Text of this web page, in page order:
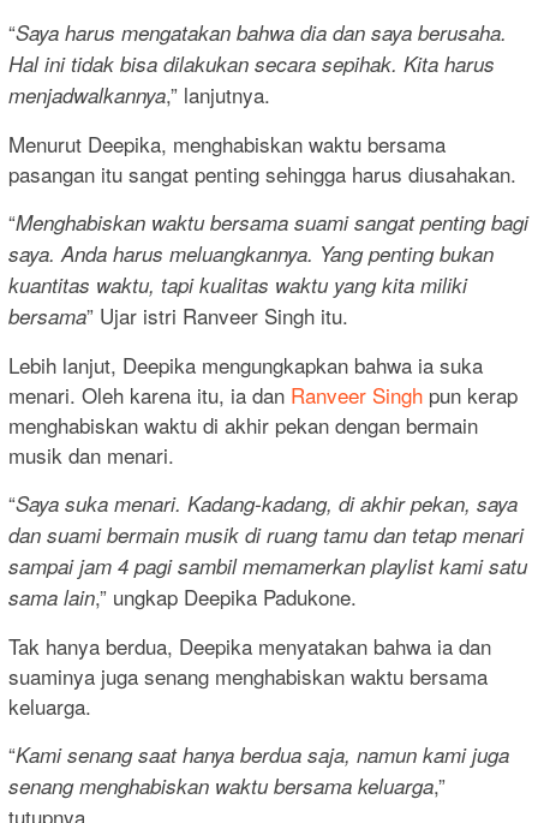
“Saya harus mengatakan bahwa dia dan saya berusaha.
Hal ini tidak bisa dilakukan secara sepihak. Kita harus
menjadwalkannya,” lanjutnya.
Menurut Deepika, menghabiskan waktu bersama
pasangan itu sangat penting sehingga harus diusahakan.
“Menghabiskan waktu bersama suami sangat penting bagi
saya. Anda harus meluangkannya. Yang penting bukan
kuantitas waktu, tapi kualitas waktu yang kita miliki
bersama” Ujar istri Ranveer Singh itu.
Lebih lanjut, Deepika mengungkapkan bahwa ia suka
menari. Oleh karena itu, ia dan Ranveer Singh pun kerap
menghabiskan waktu di akhir pekan dengan bermain
musik dan menari.
“Saya suka menari. Kadang-kadang, di akhir pekan, saya
dan suami bermain musik di ruang tamu dan tetap menari
sampai jam 4 pagi sambil memamerkan playlist kami satu
sama lain,” ungkap Deepika Padukone.
Tak hanya berdua, Deepika menyatakan bahwa ia dan
suaminya juga senang menghabiskan waktu bersama
keluarga.
“Kami senang saat hanya berdua saja, namun kami juga
senang menghabiskan waktu bersama keluarga,”
tutupnya.